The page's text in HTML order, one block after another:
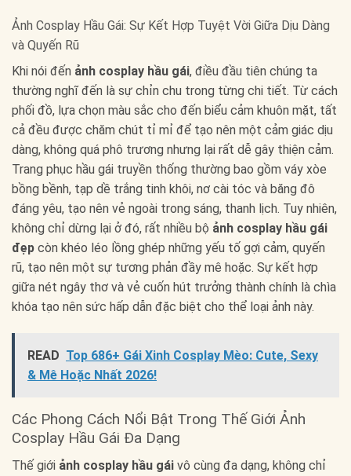
Ảnh Cosplay Hầu Gái: Sự Kết Hợp Tuyệt Vời Giữa Dịu Dàng
và Quyến Rũ
Khi nói đến ảnh cosplay hầu gái, điều đầu tiên chúng ta
thường nghĩ đến là sự chỉn chu trong từng chi tiết. Từ cách
phối đồ, lựa chọn màu sắc cho đến biểu cảm khuôn mặt, tất
cả đều được chăm chút tỉ mỉ để tạo nên một cảm giác dịu
dàng, không quá phô trương nhưng lại rất dễ gây thiện cảm.
Trang phục hầu gái truyền thống thường bao gồm váy xòe
bồng bềnh, tạp dề trắng tinh khôi, nơ cài tóc và băng đô
đáng yêu, tạo nên vẻ ngoài trong sáng, thanh lịch. Tuy nhiên,
không chỉ dừng lại ở đó, rất nhiều bộ ảnh cosplay hầu gái
đẹp còn khéo léo lồng ghép những yếu tố gợi cảm, quyến
rũ, tạo nên một sự tương phản đầy mê hoặc. Sự kết hợp
giữa nét ngây thơ và vẻ cuốn hút trưởng thành chính là chìa
khóa tạo nên sức hấp dẫn đặc biệt cho thể loại ảnh này.
READ Top 686+ Gái Xinh Cosplay Mèo: Cute, Sexy
& Mê Hoặc Nhất 2026!
Các Phong Cách Nổi Bật Trong Thế Giới Ảnh
Cosplay Hầu Gái Đa Dạng
Thế giới ảnh cosplay hầu gái vô cùng đa dạng, không chỉ